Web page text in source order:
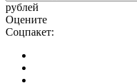
рублей
Оцените
Соцпакет: